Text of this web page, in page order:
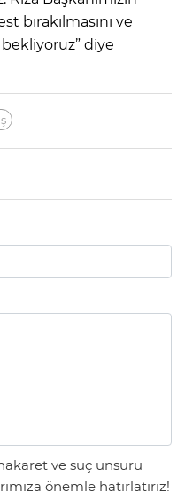
bırakılmasını ve
diye
ve suç unsuru
önemle hatırlatırız!